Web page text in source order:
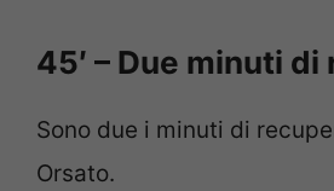
45′ – Due minuti di
Sono due i minuti di
Orsato.